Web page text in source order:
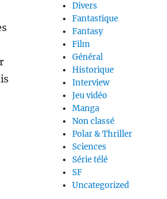
Divers
Fantastique
Fantasy
Film
Général
Historique
Interview
Jeu vidéo
Manga
Non classé
Polar & Thriller
Sciences
Série télé
SF
Uncategorized